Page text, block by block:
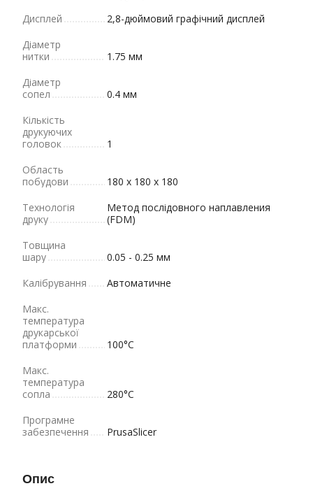
Дисплей
2,8-дюймовий графічний дисплей
Діаметр
нитки
1.75 мм
Діаметр
сопел
0.4 мм
Кількість
друкуючих
головок
1
Область
побудови
180 х 180 х 180
Технологія
друку
Метод послідовного наплавления
(FDM)
Товщина
шару
0.05 - 0.25 мм
Калібрування
Автоматичне
Макс.
температура
друкарської
платформи
100°C
Макс.
температура
сопла
280°C
Програмне
забезпечення
PrusaSlicer
Опис